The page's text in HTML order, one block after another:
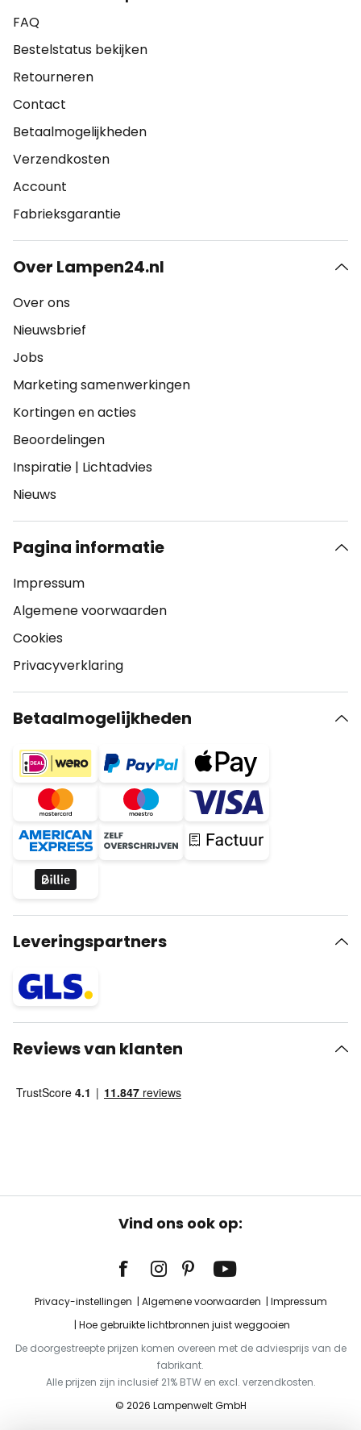
FAQ
Bestelstatus bekijken
Retourneren
Contact
Betaalmogelijkheden
Verzendkosten
Account
Fabrieksgarantie
Over Lampen24.nl
Over ons
Nieuwsbrief
Jobs
Marketing samenwerkingen
Kortingen en acties
Beoordelingen
Inspiratie | Lichtadvies
Nieuws
Pagina informatie
Impressum
Algemene voorwaarden
Cookies
Privacyverklaring
Betaalmogelijkheden
Leveringspartners
Reviews van klanten
Vind ons ook op:
Privacy-instellingen Algemene voorwaarden
Impressum
Hoe gebruikte lichtbronnen juist weggooien
De doorgestreepte prijzen komen overeen met de adviesprijs van de
fabrikant.
Alle prijzen zijn inclusief 21% BTW en excl. verzendkosten.
© 2026 Lampenwelt GmbH